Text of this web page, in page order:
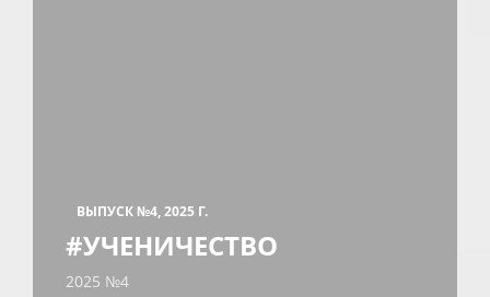
ВЫПУСК №4, 2025 Г.
#УЧЕНИЧЕСТВО
2025 №4